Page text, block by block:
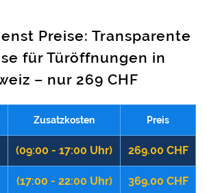
Preise: Transparente
für Türöffnungen in
– nur 269 CHF
Zusatzkosten Preis
(09:00 - 17:00 Uhr) 269.00 CHF
(17:00 - 22:00 Uhr) 369.00 CHF